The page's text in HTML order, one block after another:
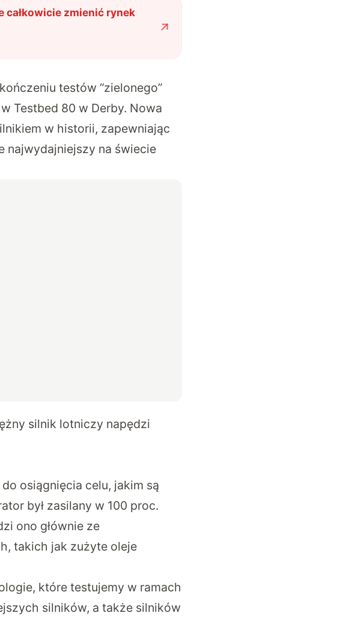
całkowicie zmienić rynek
testów “zielonego”
Testbed 80 w Derby. Nowa
w historii, zapewniając
najwydajniejszy na świecie
silnik lotniczy napędzi
osiągnięcia celu, jakim są
był zasilany w 100 proc.
ono głównie ze
takich jak zużyte oleje
które testujemy w ramach
silników, a także silników